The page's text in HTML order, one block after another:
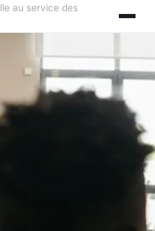
au service des